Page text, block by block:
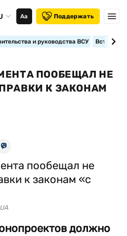
Аа Поддержать
и руководства ВСУ
ПООБЕЩАЛ НЕ
К ЗАКОНАМ
должно